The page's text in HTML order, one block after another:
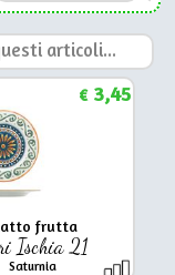
articoli...
frutta
Ischia 21
Saturnia
€3,45